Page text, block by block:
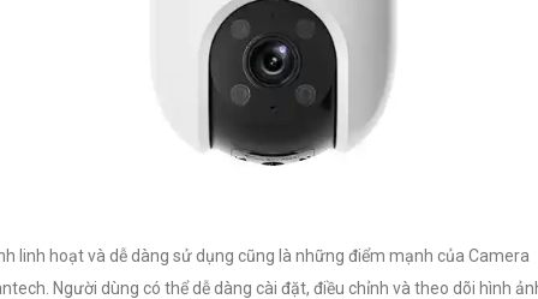
linh hoạt và dễ dàng sử dụng cũng là những điểm mạnh của Camera
Người dùng có thể dễ dàng cài đặt, điều chỉnh và theo dõi hình